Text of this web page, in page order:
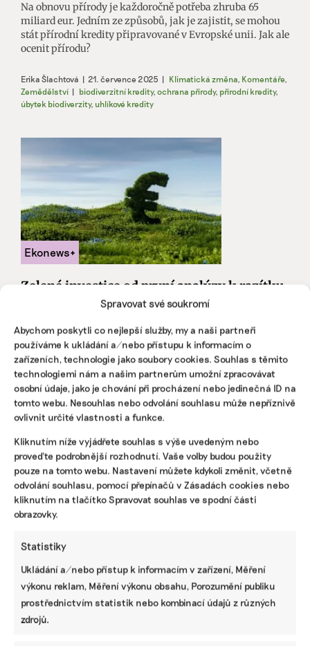
Spravovat své soukromí
Abychom poskytli co nejlepší služby, my a naši partneři
používáme k ukládání a/nebo přístupu k informacím o
zařízeních, technologie jako soubory cookies. Souhlas s těmito
technologiemi nám a našim partnerům umožní zpracovávat
osobní údaje, jako je chování při procházení nebo jedinečná ID na
tomto webu. Nesouhlas nebo odvolání souhlasu může nepříznivě
ovlivnit určité vlastnosti a funkce.
Kliknutím níže vyjádřete souhlas s výše uvedeným nebo
proveďte podrobnější rozhodnutí. Vaše volby budou použity
pouze na tomto webu. Nastavení můžete kdykoli změnit, včetně
odvolání souhlasu, pomocí přepínačů v Zásadách cookies nebo
kliknutím na tlačítko Spravovat souhlas ve spodní části
obrazovky.
Statistiky
Ukládání a/nebo přístup k informacím v zařízení, Měření
výkonu reklam, Měření výkonu obsahu, Porozumění publiku
prostřednictvím statistik nebo kombinací údajů z různých
zdrojů.
Na obnovu přírody je každoročně potřeba zhruba 65
miliard eur. Jedním ze způsobů, jak je zajistit, se mohou
stát přírodní kredity připravované v Evropské unii. Jak ale
ocenit přírodu?
Erika Šlachtová | 21. července 2025 | Klimatická změna, Komentáře,
Zemědělství | biodiverzitní kredity, ochrana přírody, přírodní kredity,
úbytek biodiverzity, uhlíkové kredity
Zelené investice od první analýzy k razítku
Light Green. Příběh jednoho retailového
Proč číst dál? Tato krátká exkurze ukazuje, že získat pro
retailový fond evropskou klasifikaci Light Green není jen
o vyplnění formulářů. Klíčem je promyšlená práce s daty,
lidmi a jasnou vizí.
Miroslav Kobera | 21. července 2025 | ESG | retailové fondy ,zelené
investice
Smažíte na teflonové pánvi? Možná je čas
na její výměnu, radí podcast Domácnost